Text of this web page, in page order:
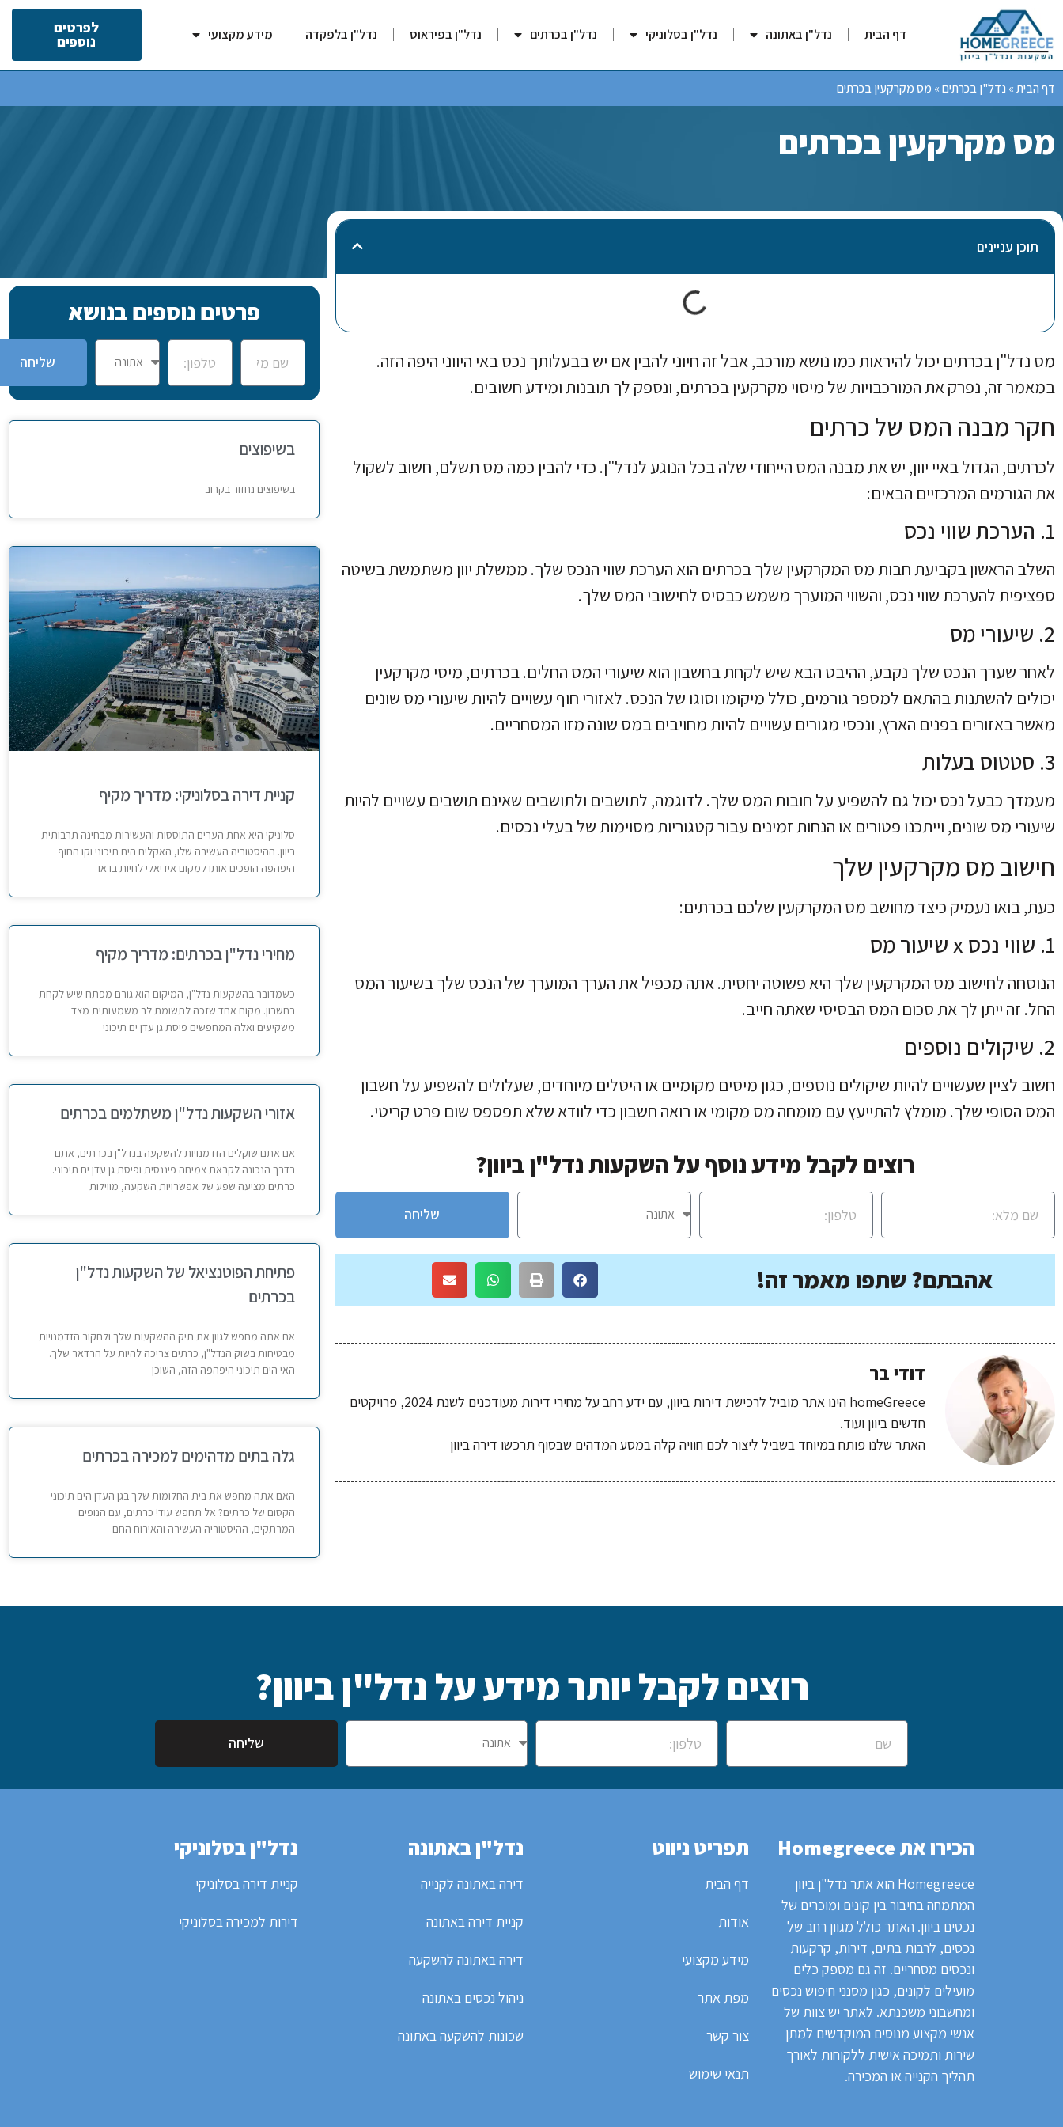
דף הבית נדל"ן באתונה נדל"ן בסלוניקי נדל"ן בכרתים נדל"ן בפיראוס נדל"ן בלפקדה מידע מקצועי לפרטים
נוספים
דף הבית» נדל"ן בכרתים» מס מקרקעין בכרתים
מס מקרקעין בכרתים
תוכן עניינים
מס נדל"ן בכרתים יכול להיראות כמו נושא מורכב, אבל זה חיוני להבין אם יש בבעלותך נכס באי היווני היפה הזה.
במאמר זה, נפרק את המורכבויות של מיסוי מקרקעין בכרתים, ונספק לך תובנות ומידע חשובים.
חקר מבנה המס של כרתים
לכרתים, הגדול באיי יוון, יש את מבנה המס הייחודי שלה בכל הנוגע לנדל"ן. כדי להבין כמה מס תשלם, חשוב לשקול
את הגורמים המרכזיים הבאים:
1. הערכת שווי נכס
השלב הראשון בקביעת חבות מס המקרקעין שלך בכרתים הוא הערכת שווי הנכס שלך. ממשלת יוון משתמשת בשיטה
ספציפית להערכת שווי נכס, והשווי המוערך משמש כבסיס לחישובי המס שלך.
2. שיעורי מס
לאחר שערך הנכס שלך נקבע, ההיבט הבא שיש לקחת בחשבון הוא שיעורי המס החלים. בכרתים, מיסי מקרקעין
יכולים להשתנות בהתאם למספר גורמים, כולל מיקומו וסוגו של הנכס. לאזורי חוף עשויים להיות שיעורי מס שונים
מאשר באזורים בפנים הארץ, ונכסי מגורים עשויים להיות מחויבים במס שונה מזו המסחריים.
3. סטטוס בעלות
מעמדך כבעל נכס יכול גם להשפיע על חובות המס שלך. לדוגמה, לתושבים ולתושבים שאינם תושבים עשויים להיות
שיעורי מס שונים, וייתכנו פטורים או הנחות זמינים עבור קטגוריות מסוימות של בעלי נכסים.
חישוב מס מקרקעין שלך
כעת, בואו נעמיק כיצד מחושב מס המקרקעין שלכם בכרתים:
1. שווי נכס x שיעור מס
הנוסחה לחישוב מס המקרקעין שלך היא פשוטה יחסית. אתה מכפיל את הערך המוערך של הנכס שלך בשיעור המס
החל. זה ייתן לך את סכום המס הבסיסי שאתה חייב.
2. שיקולים נוספים
חשוב לציין שעשויים להיות שיקולים נוספים, כגון מיסים מקומיים או היטלים מיוחדים, שעלולים להשפיע על חשבון
המס הסופי שלך. מומלץ להתייעץ עם מומחה מס מקומי או רואה חשבון כדי לוודא שלא תפספס שום פרט קריטי.
רוצים לקבל מידע נוסף על השקעות נדל"ן ביוון?
שליחה
אהבתם? שתפו מאמר זה!
דודי בר
homeGreece הינו אתר מוביל לרכישת דירות ביוון, עם ידע רחב על מחירי דירות מעודכנים לשנת 2024, פרויקטים
חדשים ביוון ועוד.
האתר שלנו פותח במיוחד בשביל ליצור לכם חוויה קלה במסע המדהים שבסוף תרכשו דירה ביוון
פרטים נוספים בנושא
שליחה
בשיפוצים
בשיפוצים נחזור בקרוב
קניית דירה בסלוניקי: מדריך מקיף
סלוניקי היא אחת הערים התוססות והעשירות מבחינה תרבותית
ביוון. ההיסטוריה העשירה שלו, האקלים הים תיכוני וקו החוף
היפהפה הופכים אותו למקום אידיאלי לחיות בו או
מחירי נדל"ן בכרתים: מדריך מקיף
כשמדובר בהשקעות נדל"ן, המיקום הוא גורם מפתח שיש לקחת
בחשבון. מקום אחד שזכה לתשומת לב משמעותית מצד
משקיעים ואלה המחפשים פיסת גן עדן ים תיכוני
אזורי השקעות נדל"ן משתלמים בכרתים
אם אתם שוקלים הזדמנויות להשקעה בנדל"ן בכרתים, אתם
בדרך הנכונה לקראת צמיחה פיננסית ופיסת גן עדן ים תיכוני.
כרתים מציעה שפע של אפשרויות השקעה, מווילות
פתיחת הפוטנציאל של השקעות נדל"ן
בכרתים
אם אתה מחפש לגוון את תיק ההשקעות שלך ולחקור הזדמנויות
מבטיחות בשוק הנדל"ן, כרתים צריכה להיות על הרדאר שלך.
האי הים תיכוני היפהפה הזה, השוכן
גלה בתים מדהימים למכירה בכרתים
האם אתה מחפש את בית החלומות שלך בגן העדן הים תיכוני
הקסום של כרתים? אל תחפש עוד! כרתים, עם הנופים
המרתקים, ההיסטוריה העשירה והאירוח החם
רוצים לקבל יותר מידע על נדל"ן ביוון?
שליחה
הכירו את Homegreece
Homegreece הוא אתר נדל"ן ביוון
המתמחה בחיבור בין קונים ומוכרים של
נכסים ביוון. האתר כולל מגוון רחב של
נכסים, לרבות בתים, דירות, קרקעות
ונכסים מסחריים. זה גם מספק כלים
מועילים לקונים, כגון מסנני חיפוש נכסים
ומחשבוני משכנתא. לאתר יש צוות של
אנשי מקצוע מנוסים המוקדשים למתן
שירות ותמיכה אישית ללקוחות לאורך
תהליך הקנייה או המכירה.
תפריט ניווט
דף הבית
אודות
מידע מקצועי
מפת אתר
צור קשר
תנאי שימוש
נדל"ן באתונה
דירה באתונה לקנייה
קניית דירה באתונה
דירה באתונה להשקעה
ניהול נכסים באתונה
שכונות להשקעה באתונה
נדל"ן בסלוניקי
קניית דירה בסלוניקי
דירות למכירה בסלוניקי